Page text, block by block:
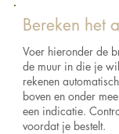
Lijm:Arte Clearpro of
goede kwaliteit
Hoe verlijmen:
inlijmen
de
Bereken het
Voer hieronder de
de muur in die je
rekenen
boven en onder
een indicatie.
voordat je bestelt.